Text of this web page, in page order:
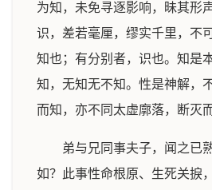
为知，未免寻逐影响，昧其形
识，差若毫厘，缪实千里，不
知也；有分别者，识也。知是
知，无知无不知。性是神解，
而知，亦不同太虚廓落，断灭
弟与兄同事夫子，闻之已
如？此事性命根原、生死关捩